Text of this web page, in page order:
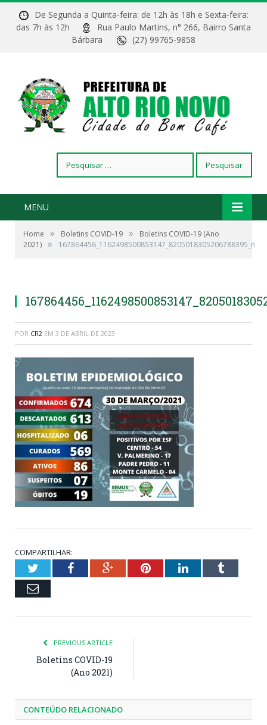
De Segunda a Quinta-feira: de 12h às 18h e Sexta-feira:
das 7h às 12h
Rua Paulo Martins, n° 266, Bairro Santa
Bárbara
(27) 99765-9858
por:
MENU
Home » Boletins COVID-19 »
Boletins COVID-19 (Ano
2021) » 167864456_1162498500853147_8205018305206788395_n
POR CR2 EM 3 DE ABRIL DE 2023
COMPARTILHAR:
TwitterFacebookGoogle+PinterestLinkedInTumblr
Email
PREVIOUS ARTICLE
Boletins COVID-19
(Ano 2021)
CONTEÚDO RELACIONADO